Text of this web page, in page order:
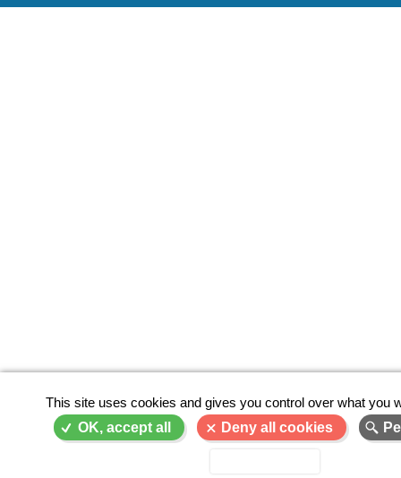
This site uses cookies and gives you control over what you
OK, accept all
Deny all cookies